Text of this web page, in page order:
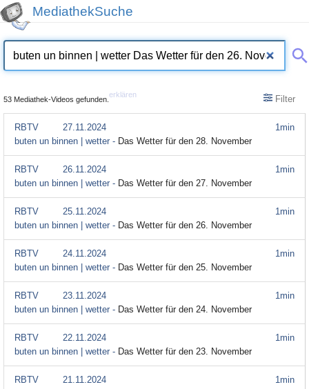
MediathekSuche
53 Mediathek-Videos gefunden.
erklären Filter
1min
RBTV
27.11.2024
buten un binnen | wetter - Das Wetter für den 28. November
1min
RBTV
26.11.2024
buten un binnen | wetter - Das Wetter für den 27. November
1min
RBTV
25.11.2024
buten un binnen | wetter - Das Wetter für den 26. November
1min
RBTV
24.11.2024
buten un binnen | wetter - Das Wetter für den 25. November
1min
RBTV
23.11.2024
buten un binnen | wetter - Das Wetter für den 24. November
1min
RBTV
22.11.2024
buten un binnen | wetter - Das Wetter für den 23. November
1min
RBTV
21.11.2024